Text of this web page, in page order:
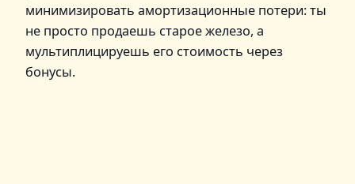
минимизировать амортизационные потери: ты
не просто продаешь старое железо, а
мультиплицируешь его стоимость через
бонусы.